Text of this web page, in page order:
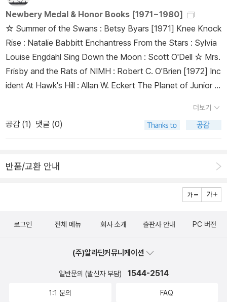
Newbery Medal & Honor Books [1971~1980]
☆ Summer of the Swans : Betsy Byars [1971] Knee Knock
Rise : Natalie Babbitt Enchantress From the Stars : Sylvia
Louise Engdahl Sing Down the Moon : Scott O'Dell ☆ Mrs.
Frisby and the Rats of NIMH : Robert C. O'Brien [1972] Inc
ident At Hawk's Hill : Allan W. Eckert The Planet of Junior B
pid : Zilpha Keatley Snyder ☆ Julie of the Wolves : Jean Cr
aighead George [1973] Frog and Toad Together : Arnold L
Worm : Zilpha Keatley Snyder ☆ The Slave Dancer : Paula
ollier & Christopher Collier The Perilous Gard ; Elizabeth Ma
ne ☆ The Grey King: Susan Cooper [1976] The Hundred P
enny Box : Sharon Bell Mathis Dragonwings : Laurence Ye
더보기
공감 (1) 댓글 (0)
반품/교환 안내
로그인 전체 메뉴 회사 소개 출판사 안내 PC 버전
(주)알라딘커뮤니케이션
일반문의 (발신자 부담) 1544-2514
1:1 문의 FAQ